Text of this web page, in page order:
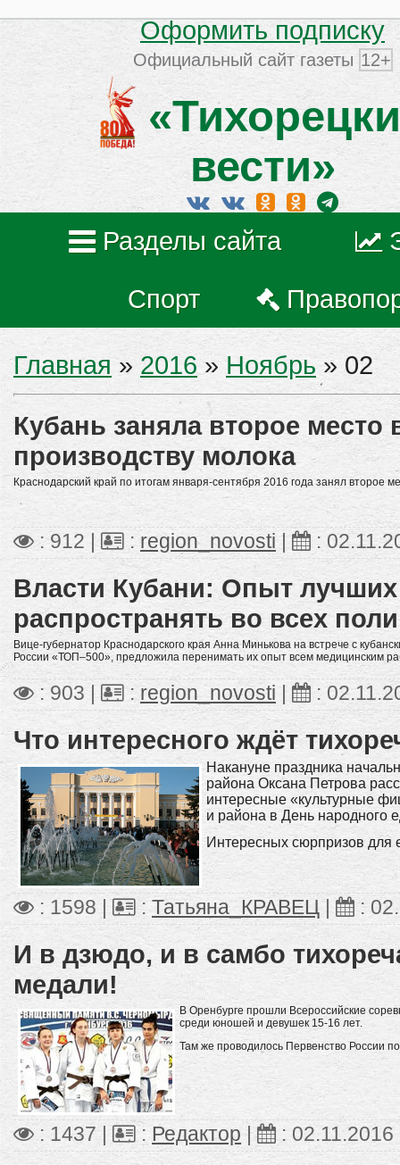
Оформить подписку
Официальный сайт газеты 12+
вести»
Разделы сайта
Спорт
Главная » 2016 » Ноябрь » 02
Кубань заняла второе место
производству молока
Краснодарский край по итогам января-сентября 2016 года занял второе
: 912 | : region_novosti | :
Власти Кубани: Опыт
распространять во всех
Вице-губернатор Краснодарского края Анна Минькова на встрече с
России «ТОП–500», предложила перенимать их опыт всем медицинским
: 903 | : region_novosti :
Что интересного ждёт
Накануне праздника
района Оксана Петрова
интересные «культурные
и района в День народного
Интересных сюрпризов для
: 1598 | : Татьяна_КРАВЕЦ :
И в дзюдо, и в самбо
медали!
В Оренбурге прошли Всероссийские
среди юношей и девушек 15-16 лет.
Там же проводилось Первенство России
: 1437 | : Редактор | : 02.11.2016